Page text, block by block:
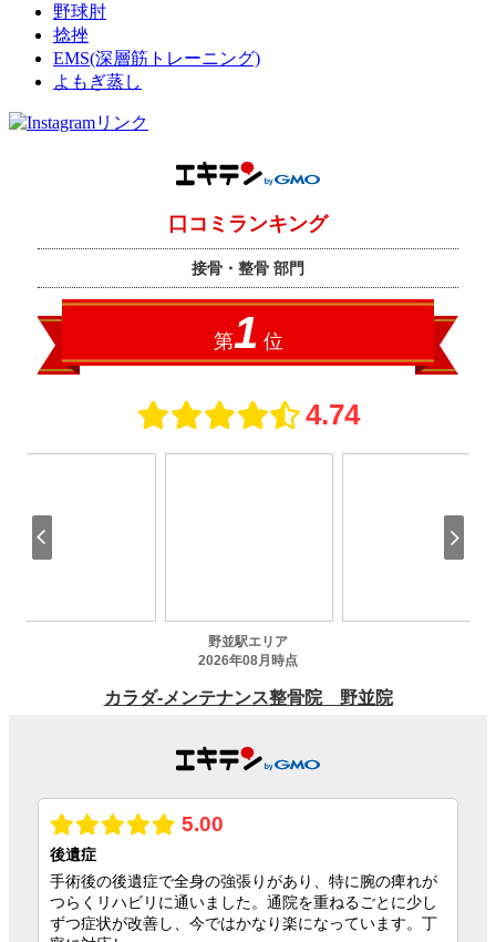
野球肘
捻挫
EMS(深層筋トレーニング)
よもぎ蒸し